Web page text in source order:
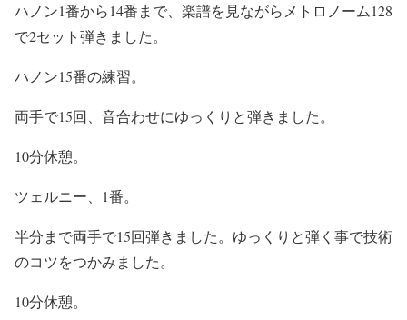
ハノン1番から14番まで、楽譜を見ながらメトロノーム128
で2セット弾きました。
ハノン15番の練習。
両手で15回、音合わせにゆっくりと弾きました。
10分休憩。
ツェルニー、1番。
半分まで両手で15回弾きました。ゆっくりと弾く事で技術
のコツをつかみました。
10分休憩。